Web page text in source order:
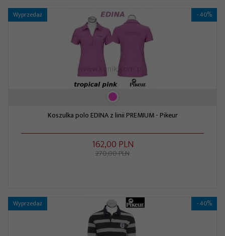
Wyprzedaż - 40%
Koszulka polo EDINA z linii PREMIUM - Pikeur
162,00 PLN
270,00 PLN
Wyprzedaż - 40%